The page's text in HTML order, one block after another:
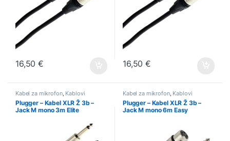
16,50€ 16,50€
Kabel za mikrofon, Kablovi
Plugger – Kabel XLR Ž 3b –
Jack M mono 3m Elite
Kabel za mikrofon, Kablovi
Plugger – Kabel XLR Ž 3b –
Jack M mono 6m Easy